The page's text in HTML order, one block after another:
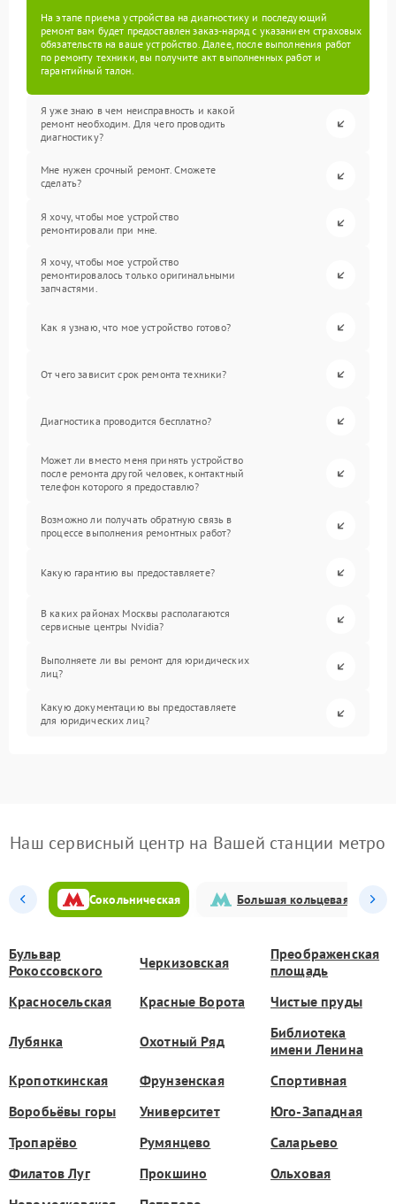
На этапе приема устройства на диагностику и последующий
ремонт вам будет предоставлен заказ-наряд с указанием страховых
обязательств на ваше устройство. Далее, после выполнения работ
по ремонту техники, вы получите акт выполненных работ и
гарантийный талон.
Я уже знаю в чем неисправность и какой
ремонт необходим. Для чего проводить
диагностику?
Мне нужен срочный ремонт. Сможете
сделать?
Я хочу, чтобы мое устройство
ремонтировали при мне.
Я хочу, чтобы мое устройство
ремонтировалось только оригинальными
запчастями.
Как я узнаю, что мое устройство готово?
От чего зависит срок ремонта техники?
Диагностика проводится бесплатно?
Может ли вместо меня принять устройство
после ремонта другой человек, контактный
телефон которого я предоставлю?
Возможно ли получать обратную связь в
процессе выполнения ремонтных работ?
Какую гарантию вы предоставляете?
В каких районах Москвы располагаются
сервисные центры Nvidia?
Выполняете ли вы ремонт для юридических
лиц?
Какую документацию вы предоставляете
для юридических лиц?
Наш сервисный центр на Вашей станции метро
Сокольническая Большая кольцевая
Бульвар
Рокоссовского
Черкизовская
Преображенская
площадь
Красносельская
Красные Ворота Чистые пруды
Лубянка Охотный Ряд
Библиотека
имени Ленина
Кропоткинская
Фрунзенская
Спортивная
Воробьёвы горы
Университет
Юго-Западная
Тропарёво
Румянцево
Саларьево
Филатов Луг
Прокшино
Ольховая